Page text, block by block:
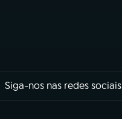
Siga-nos nas redes sociais